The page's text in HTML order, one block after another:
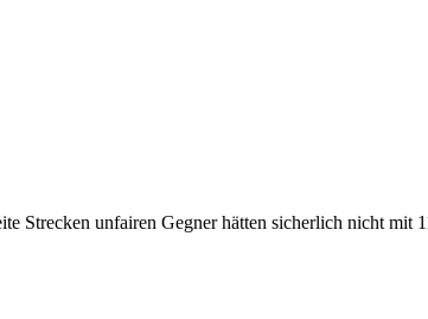
Strecken unfairen Gegner hätten sicherlich nicht